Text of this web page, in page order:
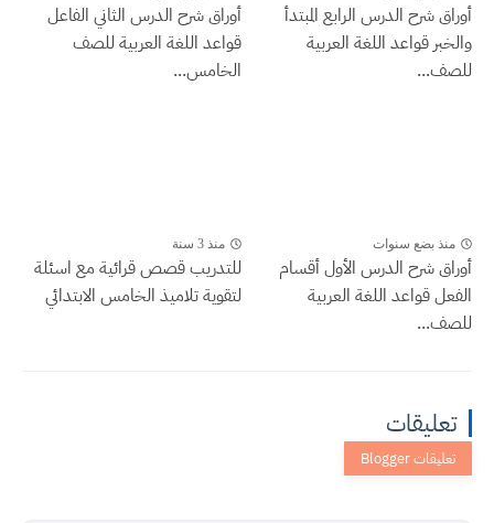
أوراق شرح الدرس الرابع المبتدأ
والخبر قواعد اللغة العربية
للصف...
أوراق شرح الدرس الثاني الفاعل
قواعد اللغة العربية للصف
الخامس...
منذ بضع سنوات
أوراق شرح الدرس الأول أقسام
الفعل قواعد اللغة العربية
للصف...
منذ 3 سنة
للتدريب قصص قرائية مع اسئلة
لتقوية تلاميذ الخامس الابتدائي
تعليقات